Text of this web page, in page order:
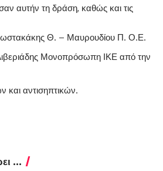
αυτήν τη δράση, καθώς και τις
Θ. – Μαυρουδίου Π. Ο.Ε.
Μονοπρόσωπη ΙΚΕ από την
και αντισηπτικών.
...